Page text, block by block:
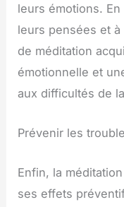
leurs émotions.
leurs pensées et
de méditation
émotionnelle et
aux difficultés de
Prévenir les
Enfin, la
ses effets